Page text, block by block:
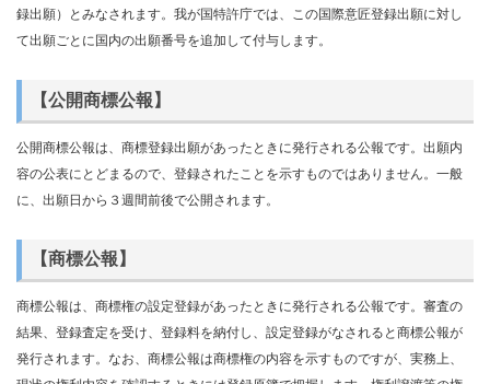
録出願）とみなされます。我が国特許庁では、この国際意匠登録出願に対し
て出願ごとに国内の出願番号を追加して付与します。
【公開商標公報】
公開商標公報は、商標登録出願があったときに発行される公報です。出願内
容の公表にとどまるので、登録されたことを示すものではありません。一般
に、出願日から３週間前後で公開されます。
【商標公報】
商標公報は、商標権の設定登録があったときに発行される公報です。審査の
結果、登録査定を受け、登録料を納付し、設定登録がなされると商標公報が
発行されます。なお、商標公報は商標権の内容を示すものですが、実務上、